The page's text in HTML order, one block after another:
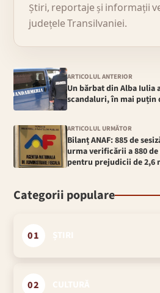
Știri, reportaje și informații
județele Transilvaniei.
ARTICOLUL ANTERIOR
Un bărbat din Alba
scandaluri, în mai puțin
ARTICOLUL URMĂTOR
Bilanț ANAF: 885 de
urma verificării a 880
pentru prejudicii de 2,6
Categorii populare
01
02